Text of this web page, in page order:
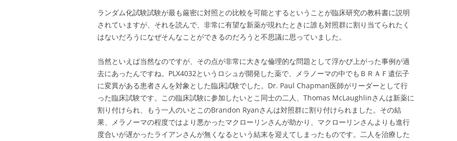
ランダム化試験試験が最も厳密に対照との比較を可能とするということが臨床研究の教科書に説明
されていますが、それを読んで、非常に有望な新薬が現れたときに誰も対照群に割り当てられたく
はないだろうになぜそんなことができるのだろうと不思議に思っていました。
当然といえば当然なのですが、その点が非常に大きな倫理的な問題として浮かび上がった事例が過
去にあったんですね。PLX4032というロシュが開発した薬で、メラノーマの中でもＢＲＡＦ遺伝子
に変異がある患者さんを対象とした臨床試験でした。Dr. Paul Chapman医師がリーダーとして行
った臨床試験です。この臨床試験に参加したいとこ同士の二人、Thomas McLaughlinさんは新薬に
割り付けられ、もう一人のいとこのBrandon Ryanさんは対照群に割り付けられました。その結
果、メラノーマの程度ではより悪かったマクローリンさんが助かり、マクローリンさんよりも進行
度合いが遅かったライアンさんが無くなるという結末を迎えてしまったものです。二人を治療した